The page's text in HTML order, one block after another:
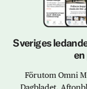
Sveriges
Förutom Omni